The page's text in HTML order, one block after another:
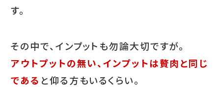
す。
その中で、インプットも勿論大切ですが。
アウトプットの無い、インプットは贅肉と同じ
である と仰る方もいるくらい。